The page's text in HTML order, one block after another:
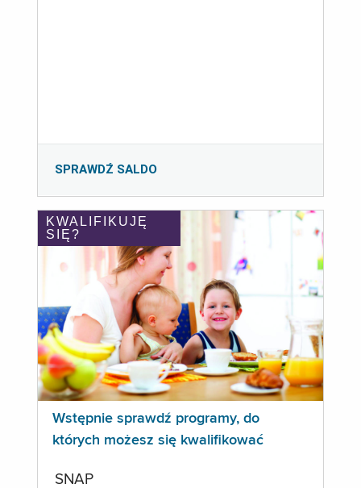
SPRAWDŹ SALDO
KWALIFIKUJĘ
SIĘ?
Wstępnie sprawdź programy, do
których możesz się kwalifikować
SNAP